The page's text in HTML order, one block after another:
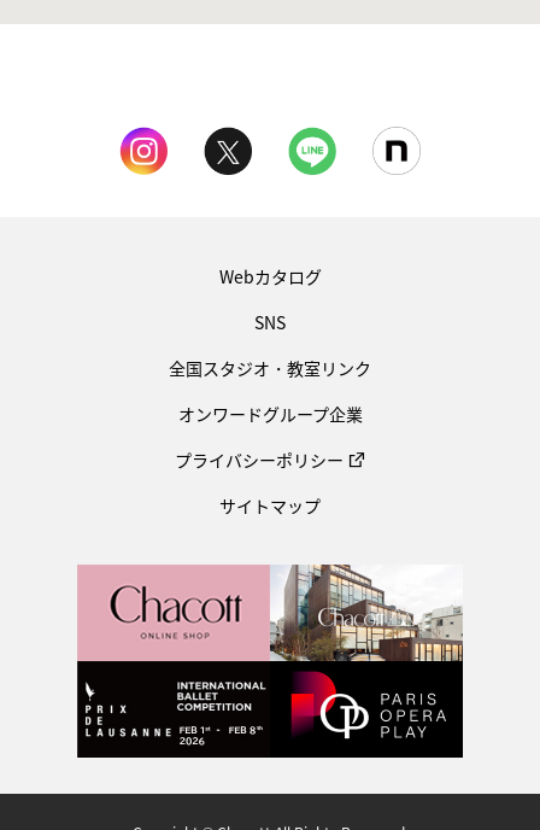
Webカタログ
SNS
全国スタジオ・教室リンク
オンワードグループ企業
プライバシーポリシー
サイトマップ